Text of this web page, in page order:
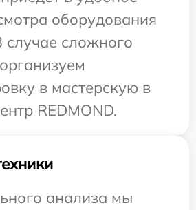
оборудования
случае сложного
в мастерскую в
REDMOND.
анализа мы